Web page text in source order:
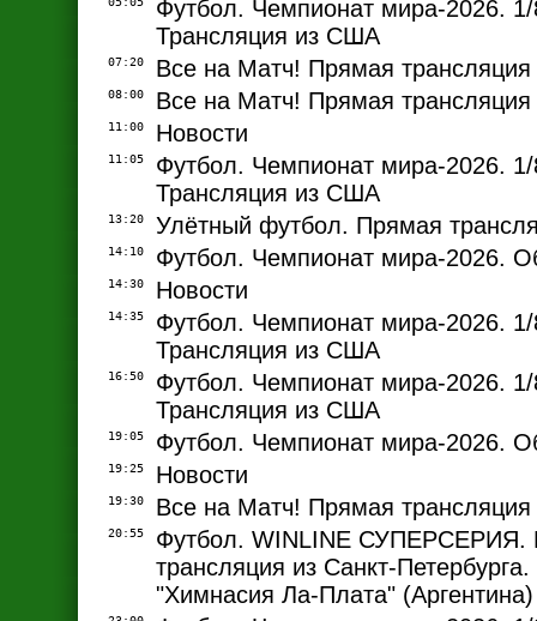
Футбол. Чемпионат мира-2026.
Трансляция из США
07:20 Все на Матч! Прямая трансляция
08:00 Все на Матч! Прямая трансляция
11:00 Новости
11:05
Футбол. Чемпионат мира-2026.
Трансляция из США
13:20 Улётный футбол. Прямая
14:10 Футбол. Чемпионат мира-2026.
14:30 Новости
14:35
Футбол. Чемпионат мира-2026.
Трансляция из США
16:50
Футбол. Чемпионат мира-2026.
Трансляция из США
19:05 Футбол. Чемпионат мира-2026.
19:25 Новости
19:30 Все на Матч! Прямая трансляция
20:55
Футбол. WINLINE СУПЕРСЕРИЯ.
трансляция из Санкт-
"Химнасия Ла-Плата" (Аргентина)